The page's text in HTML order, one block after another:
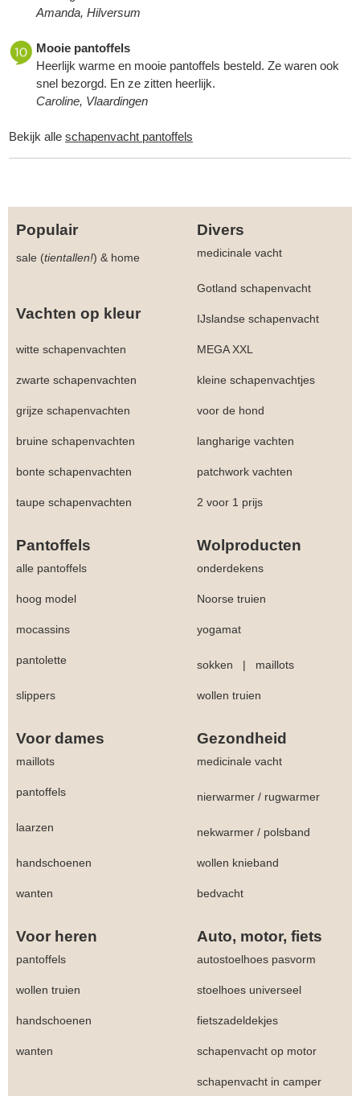
Amanda, Hilversum
Mooie pantoffels
Heerlijk warme en mooie pantoffels besteld. Ze waren ook
snel bezorgd. En ze zitten heerlijk.
Caroline, Vlaardingen
Bekijk alle schapenvacht pantoffels
Populair Divers
sale (tientallen!) & home medicinale vacht
Gotland schapenvacht
Vachten op kleur IJslandse schapenvacht
witte schapenvachten MEGA XXL
zwarte schapenvachten kleine schapenvachtjes
grijze schapenvachten voor de hond
bruine schapenvachten langharige vachten
bonte schapenvachten patchwork vachten
taupe schapenvachten 2 voor 1 prijs
Pantoffels Wolproducten
alle pantoffels onderdekens
hoog model Noorse truien
mocassins yogamat
pantolette sokken | maillots
slippers wollen truien
Voor dames Gezondheid
maillots medicinale vacht
pantoffels nierwarmer / rugwarmer
laarzen nekwarmer / polsband
handschoenen wollen knieband
wanten bedvacht
Voor heren Auto, motor, fiets
pantoffels autostoelhoes pasvorm
wollen truien stoelhoes universeel
handschoenen fietszadeldekjes
wanten schapenvacht op motor
schapenvacht in camper